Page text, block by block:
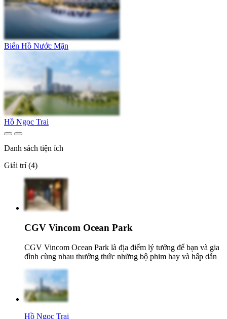
Biển Hồ Nước Mặn
Hồ Ngọc Trai
Danh sách tiện ích
Giải trí (4)
CGV Vincom Ocean Park
CGV Vincom Ocean Park là địa điểm lý tưởng để bạn và gia
đình cùng nhau thưởng thức những bộ phim hay và hấp dẫn
Hồ Ngọc Trai